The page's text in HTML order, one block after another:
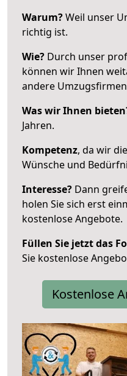
Warum?Weil unser
richtig ist.
Wie? Durch unser
können wir Ihnen
andere
Was wir Ihnen
Jahren.
Kompetenz, da wir
Wünsche und
Interesse? Dann
holen Sie sich erst
kostenlose Angebote.
Füllen Sie jetzt das
Sie kostenlose
Kostenlose